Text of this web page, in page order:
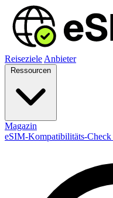
Reiseziele Anbieter
Magazin
eSIM-Kompatibilitäts-Check